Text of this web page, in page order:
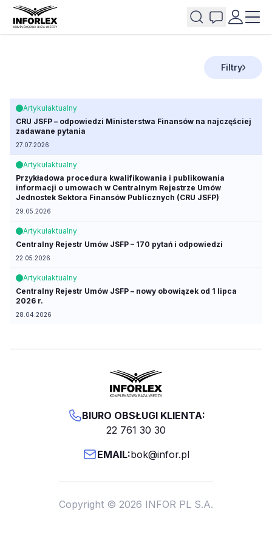
Filtry
Artykułaktualny
CRU JSFP – odpowiedzi Ministerstwa Finansów na najczęściej
zadawane pytania
27.07.2026
Artykułaktualny
Przykładowa procedura kwalifikowania i publikowania
informacji o umowach w Centralnym Rejestrze Umów
Jednostek Sektora Finansów Publicznych (CRU JSFP)
29.05.2026
Artykułaktualny
Centralny Rejestr Umów JSFP – 170 pytań i odpowiedzi
22.05.2026
Artykułaktualny
Centralny Rejestr Umów JSFP – nowy obowiązek od 1 lipca
2026 r.
28.04.2026
BIURO OBSŁUGI KLIENTA:
22 761 30 30
EMAIL:bok@infor.pl
Copyright © 2026 INFOR PL S.A.